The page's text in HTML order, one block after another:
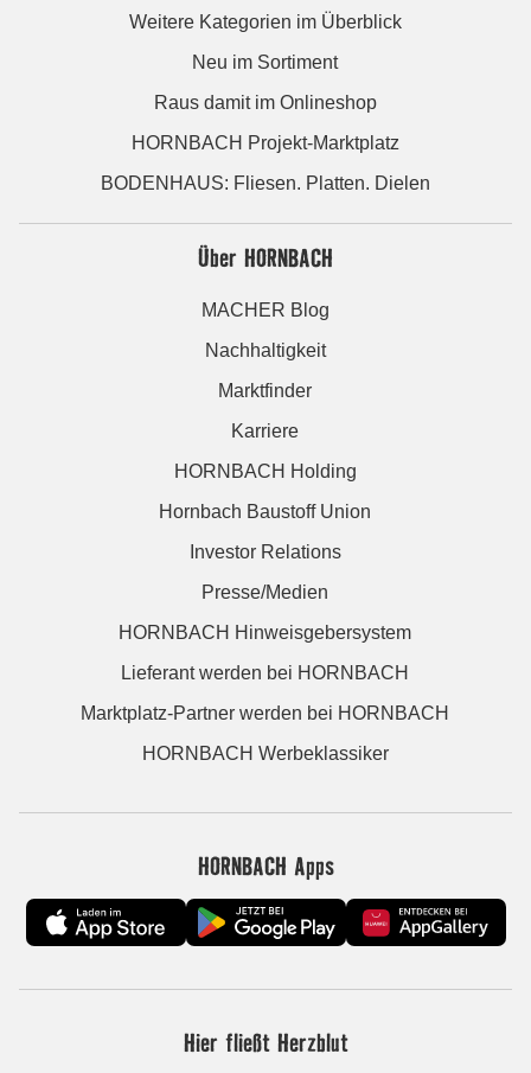
Weitere Kategorien im Überblick
Neu im Sortiment
Raus damit im Onlineshop
HORNBACH Projekt-Marktplatz
BODENHAUS: Fliesen. Platten. Dielen
Über HORNBACH
MACHER Blog
Nachhaltigkeit
Marktfinder
Karriere
HORNBACH Holding
Hornbach Baustoff Union
Investor Relations
Presse/Medien
HORNBACH Hinweisgebersystem
Lieferant werden bei HORNBACH
Marktplatz-Partner werden bei HORNBACH
HORNBACH Werbeklassiker
HORNBACH Apps
Hier fließt Herzblut